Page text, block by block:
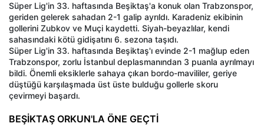
Süper Lig'in 33. haftasında Beşiktaş'a konuk olan Trabzonspor,
geriden gelerek sahadan 2-1 galip ayrıldı. Karadeniz ekibinin
gollerini Zubkov ve Muçi kaydetti. Siyah-beyazlılar, kendi
sahasındaki kötü gidişatını 6. sezona taşıdı.
Süper Lig'in 33. haftasında Beşiktaş'ı evinde 2-1 mağlup eden
Trabzonspor, zorlu İstanbul deplasmanından 3 puanla ayrılmayı
bildi. Önemli eksiklerle sahaya çıkan bordo-mavililer, geriye
düştüğü karşılaşmada üst üste bulduğu gollerle skoru
çevirmeyi başardı.
BEŞİKTAŞ ORKUN'LA ÖNE GEÇTİ